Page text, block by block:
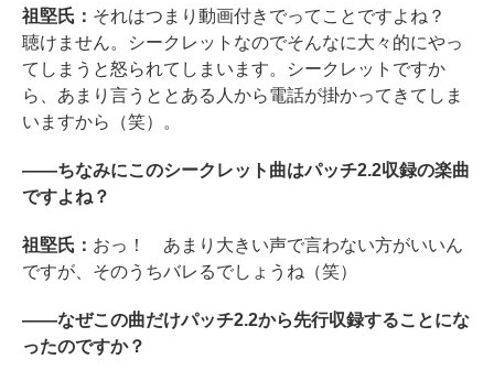
祖堅氏： それはつまり動画付きでってことですよね？
聴けません。シークレットなのでそんなに大々的にやっ
てしまうと怒られてしまいます。シークレットですか
ら、あまり言うととある人から電話が掛かってきてしま
いますから（笑）。
――ちなみにこのシークレット曲はパッチ2.2収録の楽曲
ですよね？
祖堅氏： おっ！ あまり大きい声で言わない方がいいん
ですが、そのうちバレるでしょうね（笑）
――なぜこの曲だけパッチ2.2から先行収録することにな
ったのですか？